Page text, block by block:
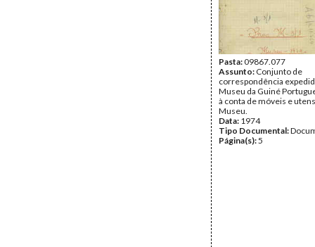
Pasta:09867.077
Assunto: Conjunto de
correspondência
Museu da Guiné
à conta de móveis e
Museu.
Data: 1974
Tipo Documental:
Página(s):5